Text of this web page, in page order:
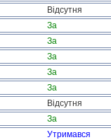
Відсутня
За
За
За
За
За
Відсутня
За
Утримався